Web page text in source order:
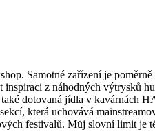
Samotné zařízení je
z náhodných výtrysků
také dotovaná jídla v
která uchovává
festivalů. Můj slovní limit je